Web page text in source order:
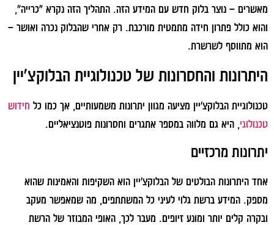
מאשרים – נוצר בלוק חדש עם המידע הזה. התהליך הזה נקרא "כרייה",
והוא כולל פתרון חידה מתמטית מורכבת. רק אחרי שהבלוק נכרה ואושר –
הוא מתווסף לשרשרת.
היתרונות והחסרונות של טכנולוגיית הבלוקצ'יין
טכנולוגיית הבלוקצ'יין מציעה מגוון יתרונות משמעותיים, אך כמו כל חידוש
טכנולוגי, היא גם מלווה במספר אתגרים וחסרונות פוטנציאליים.
יתרונות מרכזיים
אחד היתרונות הבולטים של הבלוקצ'יין הוא השקיפות והאמינות שהוא
מספק. המידע ברשת גלוי לעיני כל המשתתפים, מה שמאפשר מעקב
ובקרה קלים יותר ומונע זיופים. מעבר לכך, האופי המבוזר של הרשת